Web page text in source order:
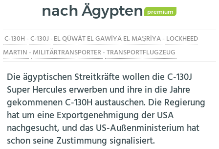
INDUSTRIE
BERUFE
AERO-KULTUR
nach Ägypten
premium
C-130H -C-130J -EL QŪWĀT EL GAWĪYÄ EL MAṢRĪYA- LOCKHEED
MARTIN - MILITÄRTRANSPORTER-TRANSPORTFLUGZEUG
Die ägyptischen Streitkräfte wollen die C-130J
Super Hercules erwerben und ihre in die Jahre
gekommenen C-130H austauschen. Die Regierung
hat um eine Exportgenehmigung der USA
nachgesucht, und das US-Außenministerium hat
schon seine Zustimmung signalisiert.